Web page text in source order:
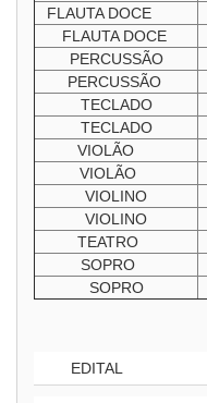
FLAUTA DOCE
FLAUTA DOCE
PERCUSSÃO
PERCUSSÃO
TECLADO
TECLADO
VIOLÃO
VIOLÃO
VIOLINO
VIOLINO
TEATRO
SOPRO
SOPRO
EDITAL